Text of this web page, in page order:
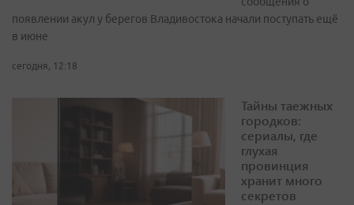
появлении акул у берегов Владивостока начали поступать ещё
в июне
сегодня, 12:18
Тайны таежных
городков:
сериалы, где
глухая
провинция
хранит много
секретов